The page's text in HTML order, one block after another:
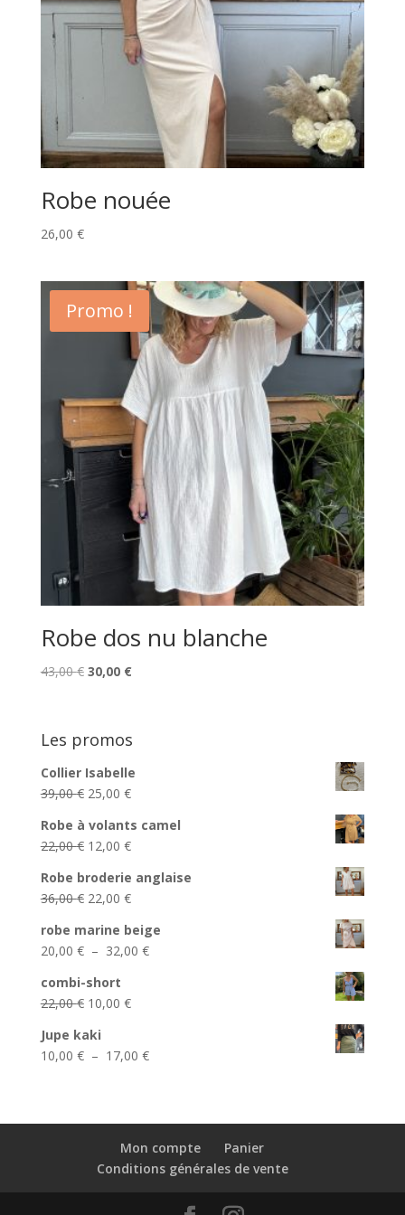
Robe nouée
26,00 €
Promo !
Robe dos nu blanche
43,00€ Le
30,00 €Le
Les promos
Collier Isabelle
39,00€ Le
initial
était :
39,00 €.
25,00 €Le
actuel
est :
25,00 €.
Robe à volants camel
22,00€ Le
initial
était :
22,00 €.
12,00 €Le
actuel
est :
12,00 €.
Robe broderie anglaise
36,00€ Le
initial
était :
36,00 €.
22,00 €Le
actuel
est :
robe marine beige
20,00 € – 32,00 €Plage
32,00 €
combi-short
22,00€ Le
initial
était :
10,00 €Le
est :
Jupe kaki
10,00 € – 17,00 €Plage
17,00 €
Mon compte
Panier
Conditions générales de vente